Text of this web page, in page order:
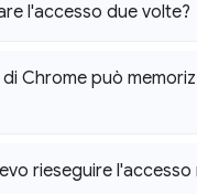
l'accesso due volte?
Chrome può
rieseguire